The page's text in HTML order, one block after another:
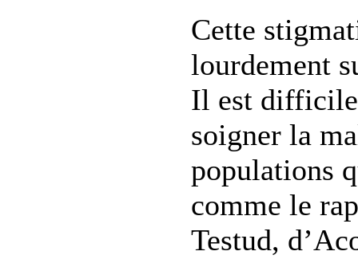
Cette
lourdement
Il est
soigner la
populations
comme le
Testud,